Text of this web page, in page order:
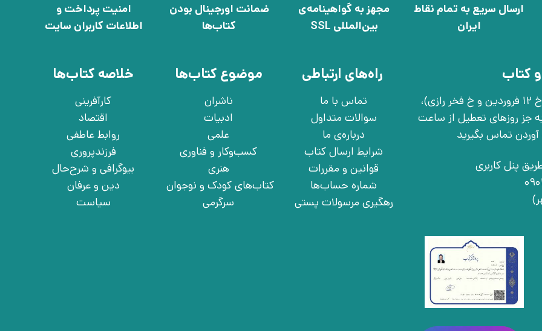
ارسال سریع به تمام نقاط
ایران
مجهز به گواهینامه‌ی
بین‌المللی SSL
ضمانت اورجینال بودن
کتاب‌ها
امنیت پرداخت و
اطلاعات کاربران سایت
کتاب
تهران، خ انقلاب، خ 12 فروردین، خ روانمهر شرقی(بین خ 12 فروردین و خ فخر رازی)،
به جز روزهای تعطیل از ساعت
پنل کاربری
راه‌های ارتباطی
تماس با ما
سوالات متداول
درباره‌ی ما
شرایط ارسال کتاب
قوانین و مقررات
شماره حساب‌ها
رهگیری مرسولات پستی
موضوع کتاب‌ها
ناشران
ادبیات
علمی
کسب‌وکار و فناوری
هنری
کتاب‌های کودک و نوجوان
سرگرمی
خلاصه کتاب‌ها
کارآفرینی
اقتصاد
روابط عاطفی
فرزندپروری
بیوگرافی و شرح‌حال
دین و عرفان
سیاست